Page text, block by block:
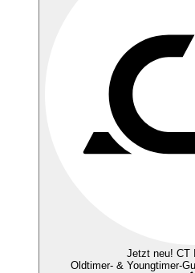
Jetzt neu! CT
Oldtimer- & Youngtimer-